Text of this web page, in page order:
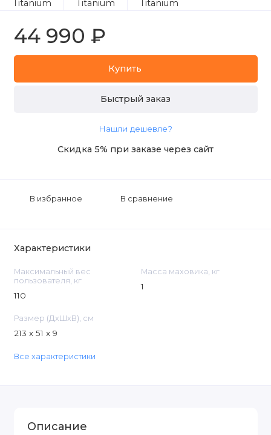
44 990 ₽
Купить
Быстрый заказ
Нашли дешевле?
Скидка 5% при заказе через сайт
В избранное В сравнение
Характеристики
Максимальный вес
пользователя, кг
110
Масса маховика, кг
1
Размер (ДxШxВ), см
213 x 51 x 9
Все характеристики
Описание